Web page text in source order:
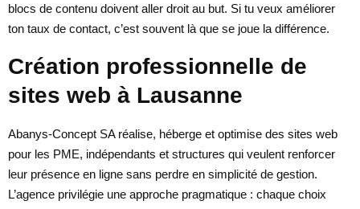
blocs de contenu doivent aller droit au but. Si tu veux améliorer
ton taux de contact, c’est souvent là que se joue la différence.
Création professionnelle de
sites web à Lausanne
Abanys-Concept SA réalise, héberge et optimise des sites web
pour les PME, indépendants et structures qui veulent renforcer
leur présence en ligne sans perdre en simplicité de gestion.
L’agence privilégie une approche pragmatique : chaque choix